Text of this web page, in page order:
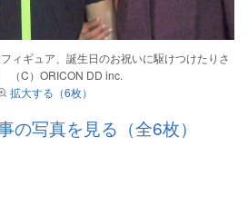
ィギュア、誕生日のお祝いに駆けつけたりさ
（C）ORICON DD inc.
拡大する（6枚）
の写真を見る（全6枚）